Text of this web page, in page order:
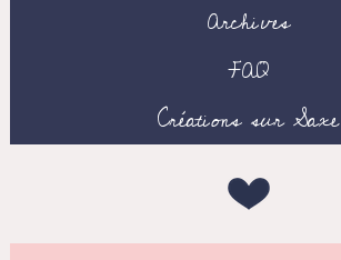
Archives
FAQ
Créations sur Saxe